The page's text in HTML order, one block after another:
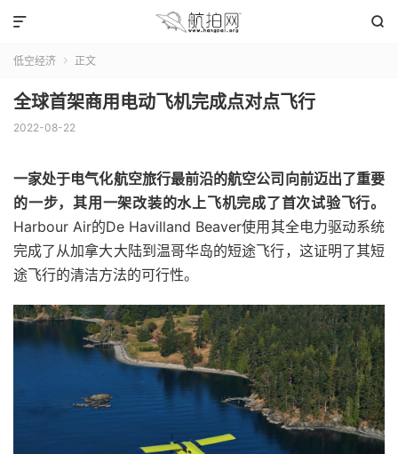


低空经济  正文
全球首架商用电动飞机完成点对点飞行
2022-08-22
一家处于电气化航空旅行最前沿的航空公司向前迈出了重要
的一步，其用一架改装的水上飞机完成了首次试验飞行。
Harbour Air的De Havilland Beaver使用其全电力驱动系统
完成了从加拿大大陆到温哥华岛的短途飞行，这证明了其短
途飞行的清洁方法的可行性。